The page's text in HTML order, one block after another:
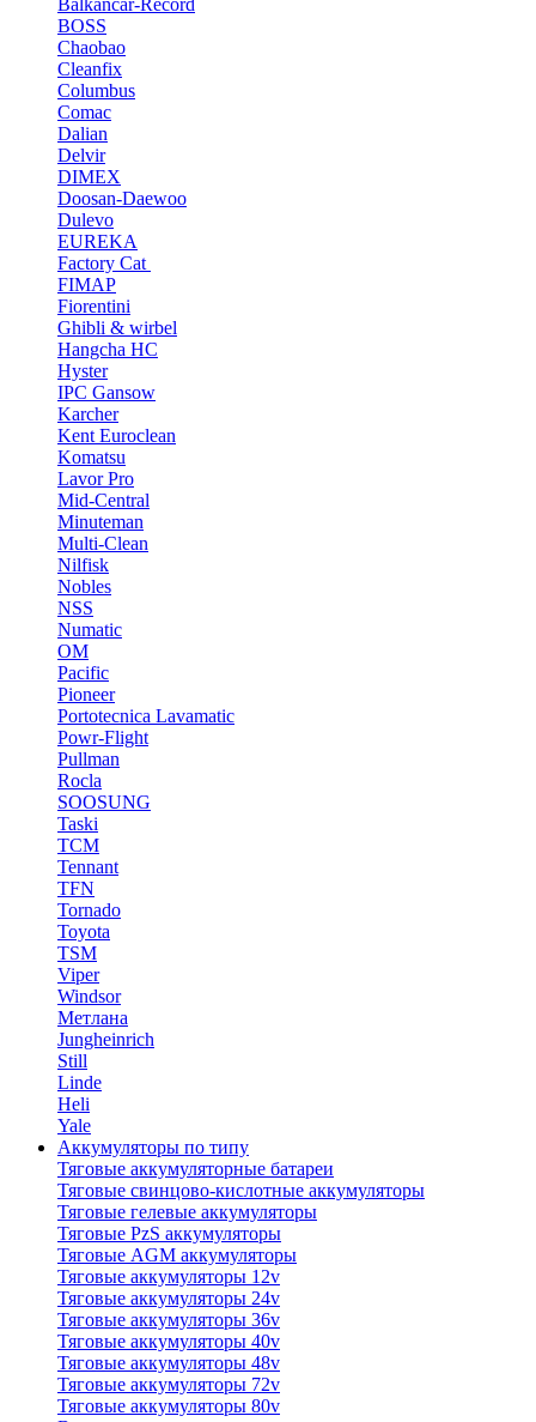
Balkancar-Record
BOSS
Chaobao
Cleanfix
Columbus
Comac
Dalian
Delvir
DIMEX
Doosan-Daewoo
Dulevo
EUREKA
Factory Cat
FIMAP
Fiorentini
Ghibli & wirbel
Hangcha HC
Hyster
IPC Gansow
Karcher
Kent Euroclean
Komatsu
Lavor Pro
Mid-Central
Minuteman
Multi-Clean
Nilfisk
Nobles
NSS
Numatic
OM
Pacific
Pioneer
Portotecnica Lavamatic
Powr-Flight
Pullman
Rocla
SOOSUNG
Taski
TCM
Tennant
TFN
Tornado
Toyota
TSM
Viper
Windsor
Метлана
Jungheinrich
Still
Linde
Heli
Yale
Аккумуляторы по типу
Тяговые аккумуляторные батареи
Тяговые свинцово-кислотные аккумуляторы
Тяговые гелевые аккумуляторы
Тяговые PzS аккумуляторы
Тяговые AGM аккумуляторы
Тяговые аккумуляторы 12v
Тяговые аккумуляторы 24v
Тяговые аккумуляторы 36v
Тяговые аккумуляторы 40v
Тяговые аккумуляторы 48v
Тяговые аккумуляторы 72v
Тяговые аккумуляторы 80v